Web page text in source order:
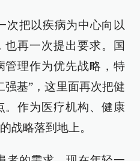
次把以疾病为中心向以
再一次提出要求。国
管理作为优先战略，特
强基”，这里面再次把健
。作为医疗机构、健康
战略落到地上。